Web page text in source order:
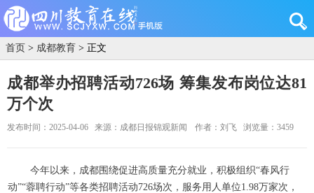
首页 > 成都教育 > 正文
成都举办招聘活动726场 筹集发布岗位达81
万个次
发布时间：2025-04-06 来源：成都日报锦观新闻 作者：刘飞 浏览量：3459
今年以来，成都围绕促进高质量充分就业，积极组织“春风行
动”“蓉聘行动”等各类招聘活动726场次，服务用人单位1.98万家次，